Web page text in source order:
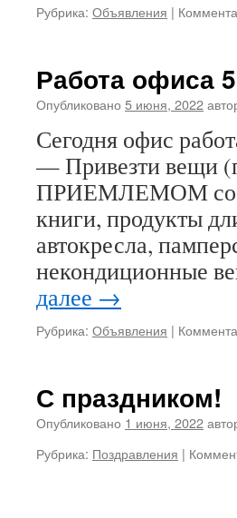
Рубрика: Объявления |
Работа офиса
Опубликовано 5 июня, 2022
Сегодня офис
— Привезти вещи
ПРИЕМЛЕМОМ
книги, продукты
автокресла,
некондиционные
далее →
Рубрика: Объявления |
С праздником!
Опубликовано 1 июня, 2022
Рубрика: Поздравления |